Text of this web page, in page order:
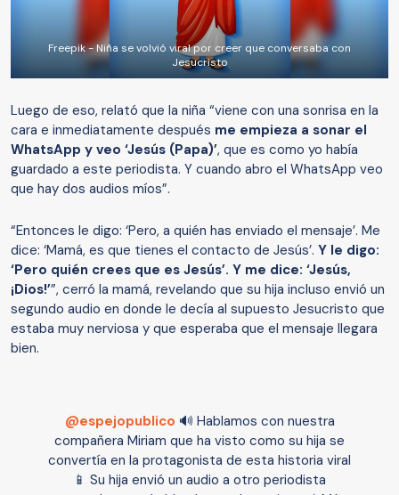
Freepik - Niña se volvió viral por creer que conversaba con
Jesucristo
Luego de eso, relató que la niña “viene con una sonrisa en la
cara e inmediatamente después me empieza a sonar el
WhatsApp y veo ‘Jesús (Papa)’, que es como yo había
guardado a este periodista. Y cuando abro el WhatsApp veo
que hay dos audios míos”.
“Entonces le digo: ‘Pero, a quién has enviado el mensaje’. Me
dice: ‘Mamá, es que tienes el contacto de Jesús’. Y le digo:
‘Pero quién crees que es Jesús’. Y me dice: ‘Jesús,
¡Dios!’”, cerró la mamá, revelando que su hija incluso envió un
segundo audio en donde le decía al supuesto Jesucristo que
estaba muy nerviosa y que esperaba que el mensaje llegara
bien.
@espejopublico 🔊 Hablamos con nuestra
compañera Miriam que ha visto como su hija se
convertía en la protagonista de esta historia viral
📱 Su hija envió un audio a otro periodista